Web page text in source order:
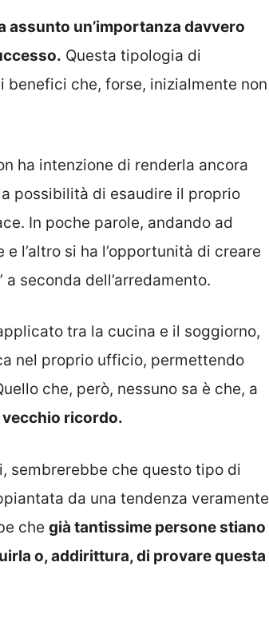
assunto un’importanza davvero
Questa tipologia di
che, forse, inizialmente non
ha intenzione di renderla ancora
possibilità di esaudire il proprio
In poche parole, andando ad
l’altro si ha l’opportunità di creare
a seconda dell’arredamento.
tra la cucina e il soggiorno,
nel proprio ufficio, permettendo
che, però, nessuno sa è che, a
vecchio ricordo.
sembrerebbe che questo tipo di
da una tendenza veramente
che già tantissime persone stiano
o, addirittura, di provare questa